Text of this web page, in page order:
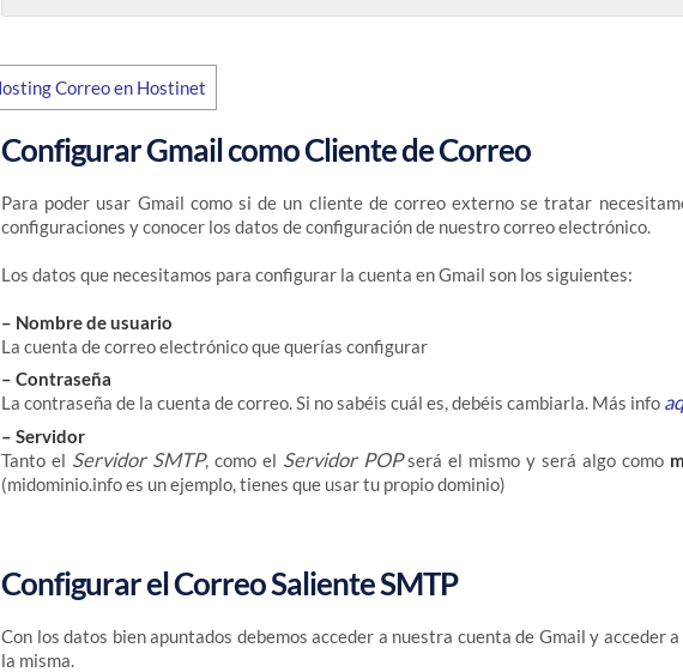
Configurar Gmail como Cliente de Correo
Para poder usar Gmail como si de un cliente de correo externo se tratar
configuraciones y conocer los datos de configuración de nuestro correo electrónico.
Los datos que necesitamos para configurar la cuenta en Gmail son los siguientes:
– Nombre de usuario
La cuenta de correo electrónico que querías configurar
– Contraseña
La contraseña de la cuenta de correo. Si no sabéis cuál es, debéis cambiarla. Más info
– Servidor
Tanto el Servidor SMTP, como el Servidor POPserá el mismo y será algo como
(midominio.info es un ejemplo, tienes que usar tu propio dominio)
Configurar el Correo Saliente SMTP
Con los datos bien apuntados debemos acceder a nuestra cuenta de Gmail y acceder
la misma.